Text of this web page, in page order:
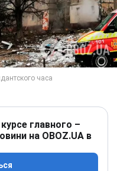
главного –
на OBOZ.UA в